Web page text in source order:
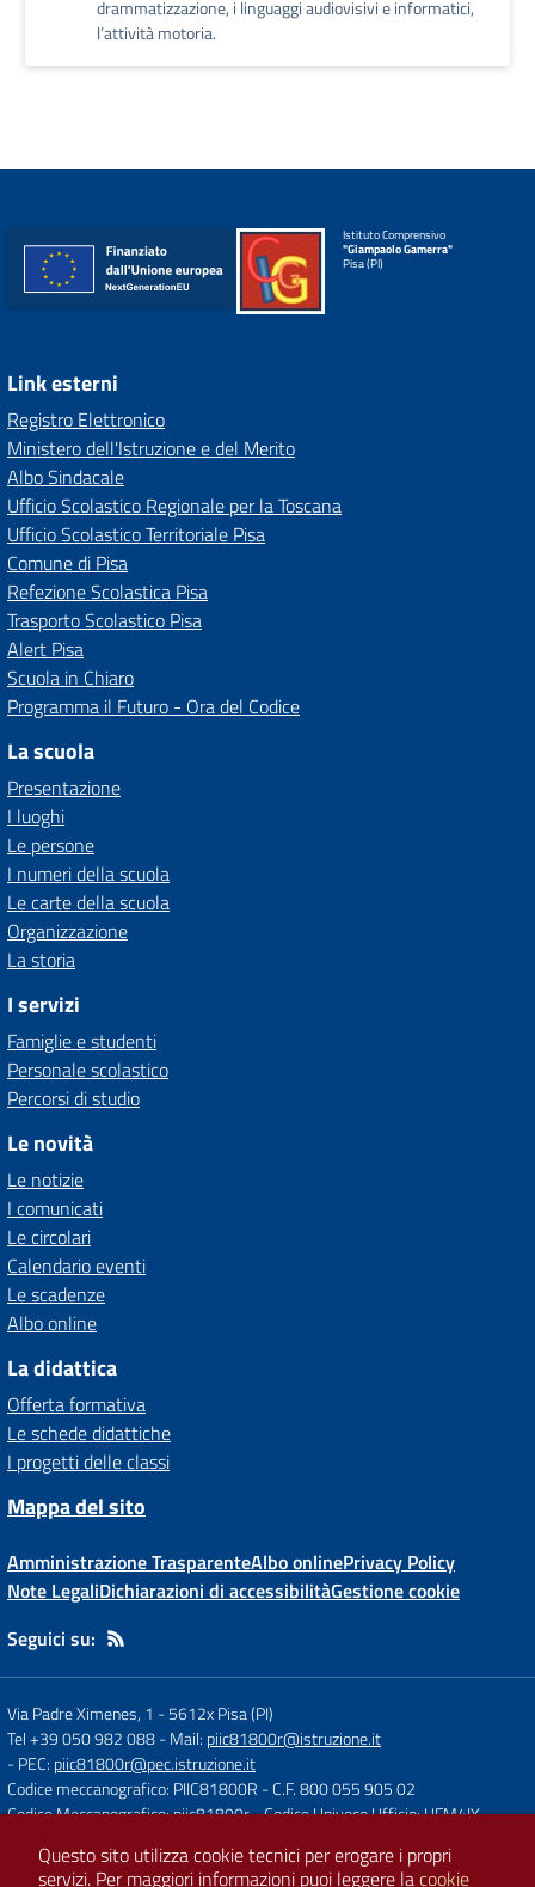
drammatizzazione, i linguaggi audiovisivi e informatici,
l’attività motoria.
Istituto Comprensivo
"Giampaolo Gamerra"
Pisa (PI)
Link esterni
Registro Elettronico
Ministero dell'Istruzione e del Merito
Albo Sindacale
Ufficio Scolastico Regionale per la Toscana
Ufficio Scolastico Territoriale Pisa
Comune di Pisa
Refezione Scolastica Pisa
Trasporto Scolastico Pisa
Alert Pisa
Scuola in Chiaro
Programma il Futuro - Ora del Codice
La scuola
Presentazione
I luoghi
Le persone
I numeri della scuola
Le carte della scuola
Organizzazione
La storia
I servizi
Famiglie e studenti
Personale scolastico
Percorsi di studio
Le novità
Le notizie
I comunicati
Le circolari
Calendario eventi
Le scadenze
Albo online
La didattica
Offerta formativa
Le schede didattiche
I progetti delle classi
Mappa del sito
Amministrazione TrasparenteAlbo onlinePrivacy Policy
Note LegaliDichiarazioni di accessibilitàGestione cookie
Seguici su:
Via Padre Ximenes, 1 -5612x Pisa (PI)
Tel +39 050 982 088- Mail: piic81800r@istruzione.it
- PEC: piic81800r@pec.istruzione.it
Codice meccanografico: PIIC81800R - C.F. 800 055 905 02
Codice Meccanografico: piic81800r- Codice Univoco Ufficio: UFM4IY
Questo sito utilizza cookie tecnici per erogare i propri
servizi. Per maggiori informazioni puoi leggere lacookie